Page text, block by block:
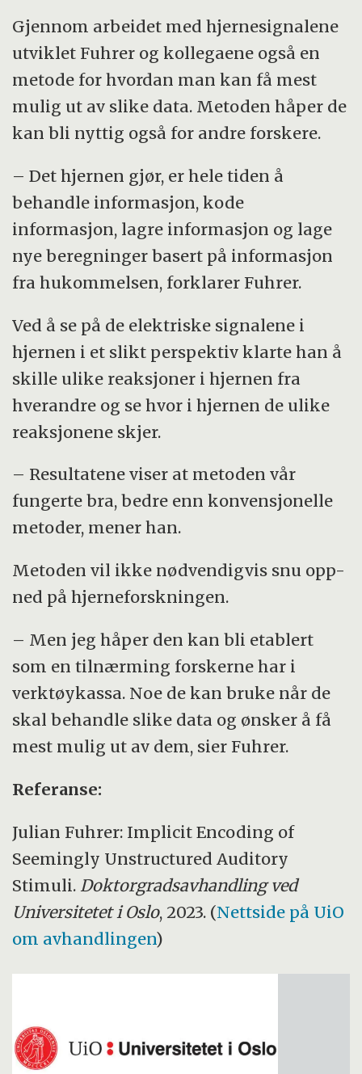
Gjennom arbeidet med hjernesignalene
utviklet Fuhrer og kollegaene også en
metode for hvordan man kan få mest
mulig ut av slike data. Metoden håper de
kan bli nyttig også for andre forskere.
– Det hjernen gjør, er hele tiden å
behandle informasjon, kode
informasjon, lagre informasjon og lage
nye beregninger basert på informasjon
fra hukommelsen, forklarer Fuhrer.
Ved å se på de elektriske signalene i
hjernen i et slikt perspektiv klarte han å
skille ulike reaksjoner i hjernen fra
hverandre og se hvor i hjernen de ulike
reaksjonene skjer.
– Resultatene viser at metoden vår
fungerte bra, bedre enn konvensjonelle
metoder, mener han.
Metoden vil ikke nødvendigvis snu opp-
ned på hjerneforskningen.
– Men jeg håper den kan bli etablert
som en tilnærming forskerne har i
verktøykassa. Noe de kan bruke når de
skal behandle slike data og ønsker å få
mest mulig ut av dem, sier Fuhrer.
Referanse:
Julian Fuhrer: Implicit Encoding of
Seemingly Unstructured Auditory
Stimuli. Doktorgradsavhandling ved
Universitetet i Oslo, 2023. (Nettside på UiO
om avhandlingen)